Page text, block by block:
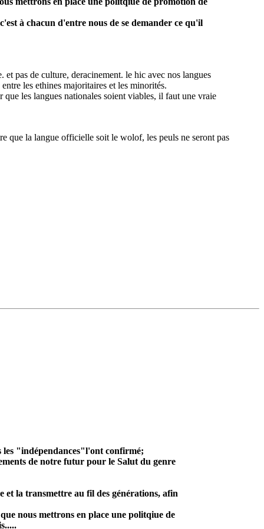
à chacun d'entre nous de se demander ce qu'il
pas de culture, deracinement. le hic avec nos langues
les ethines majoritaires et les minorités.
les langues nationales soient viables, il faut une vraie
que la langue officielle soit le wolof, les peuls ne seront pas
les "indépendances"l'ont confirmé;
de notre futur pour le Salut du genre
et la transmettre au fil des générations, afin
nous mettrons en place une politqiue de